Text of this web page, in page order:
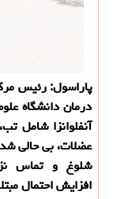
پاراسول: رئیس
درمان دانشگاه
آنفلوانزا شامل
عضلات، بی حالی
شلوغ و تماس
افزایش احتمال